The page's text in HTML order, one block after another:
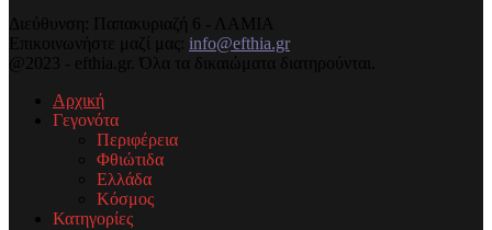
Διεύθυνση: Παπακυριαζή 6 - ΛΑΜΙΑ
Επικοινωνήστε μαζί μας: info@efthia.gr
@2023 - efthia.gr. Όλα τα δικαιώματα διατηρούνται.
Αρχική
Γεγονότα
Περιφέρεια
Φθιώτιδα
Ελλάδα
Κόσμος
Κατηγορίες